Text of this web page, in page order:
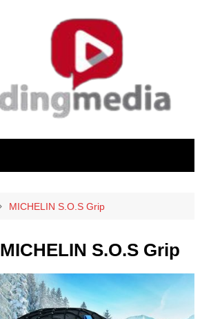
MICHELIN S.O.S Grip
MICHELIN S.O.S Grip